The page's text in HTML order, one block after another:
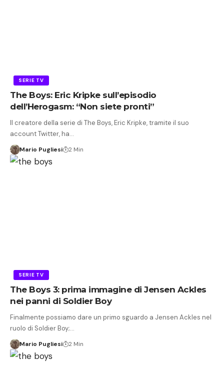
SERIE TV
The Boys: Eric Kripke sull’episodio
dell’Herogasm: “Non siete pronti”
Il creatore della serie di The Boys, Eric Kripke, tramite il suo
account Twitter, ha…
Mario Pugliesi 2 Min
SERIE TV
The Boys 3: prima immagine di Jensen Ackles
nei panni di Soldier Boy
Finalmente possiamo dare un primo sguardo a Jensen Ackles nel
ruolo di Soldier Boy;…
Mario Pugliesi 2 Min